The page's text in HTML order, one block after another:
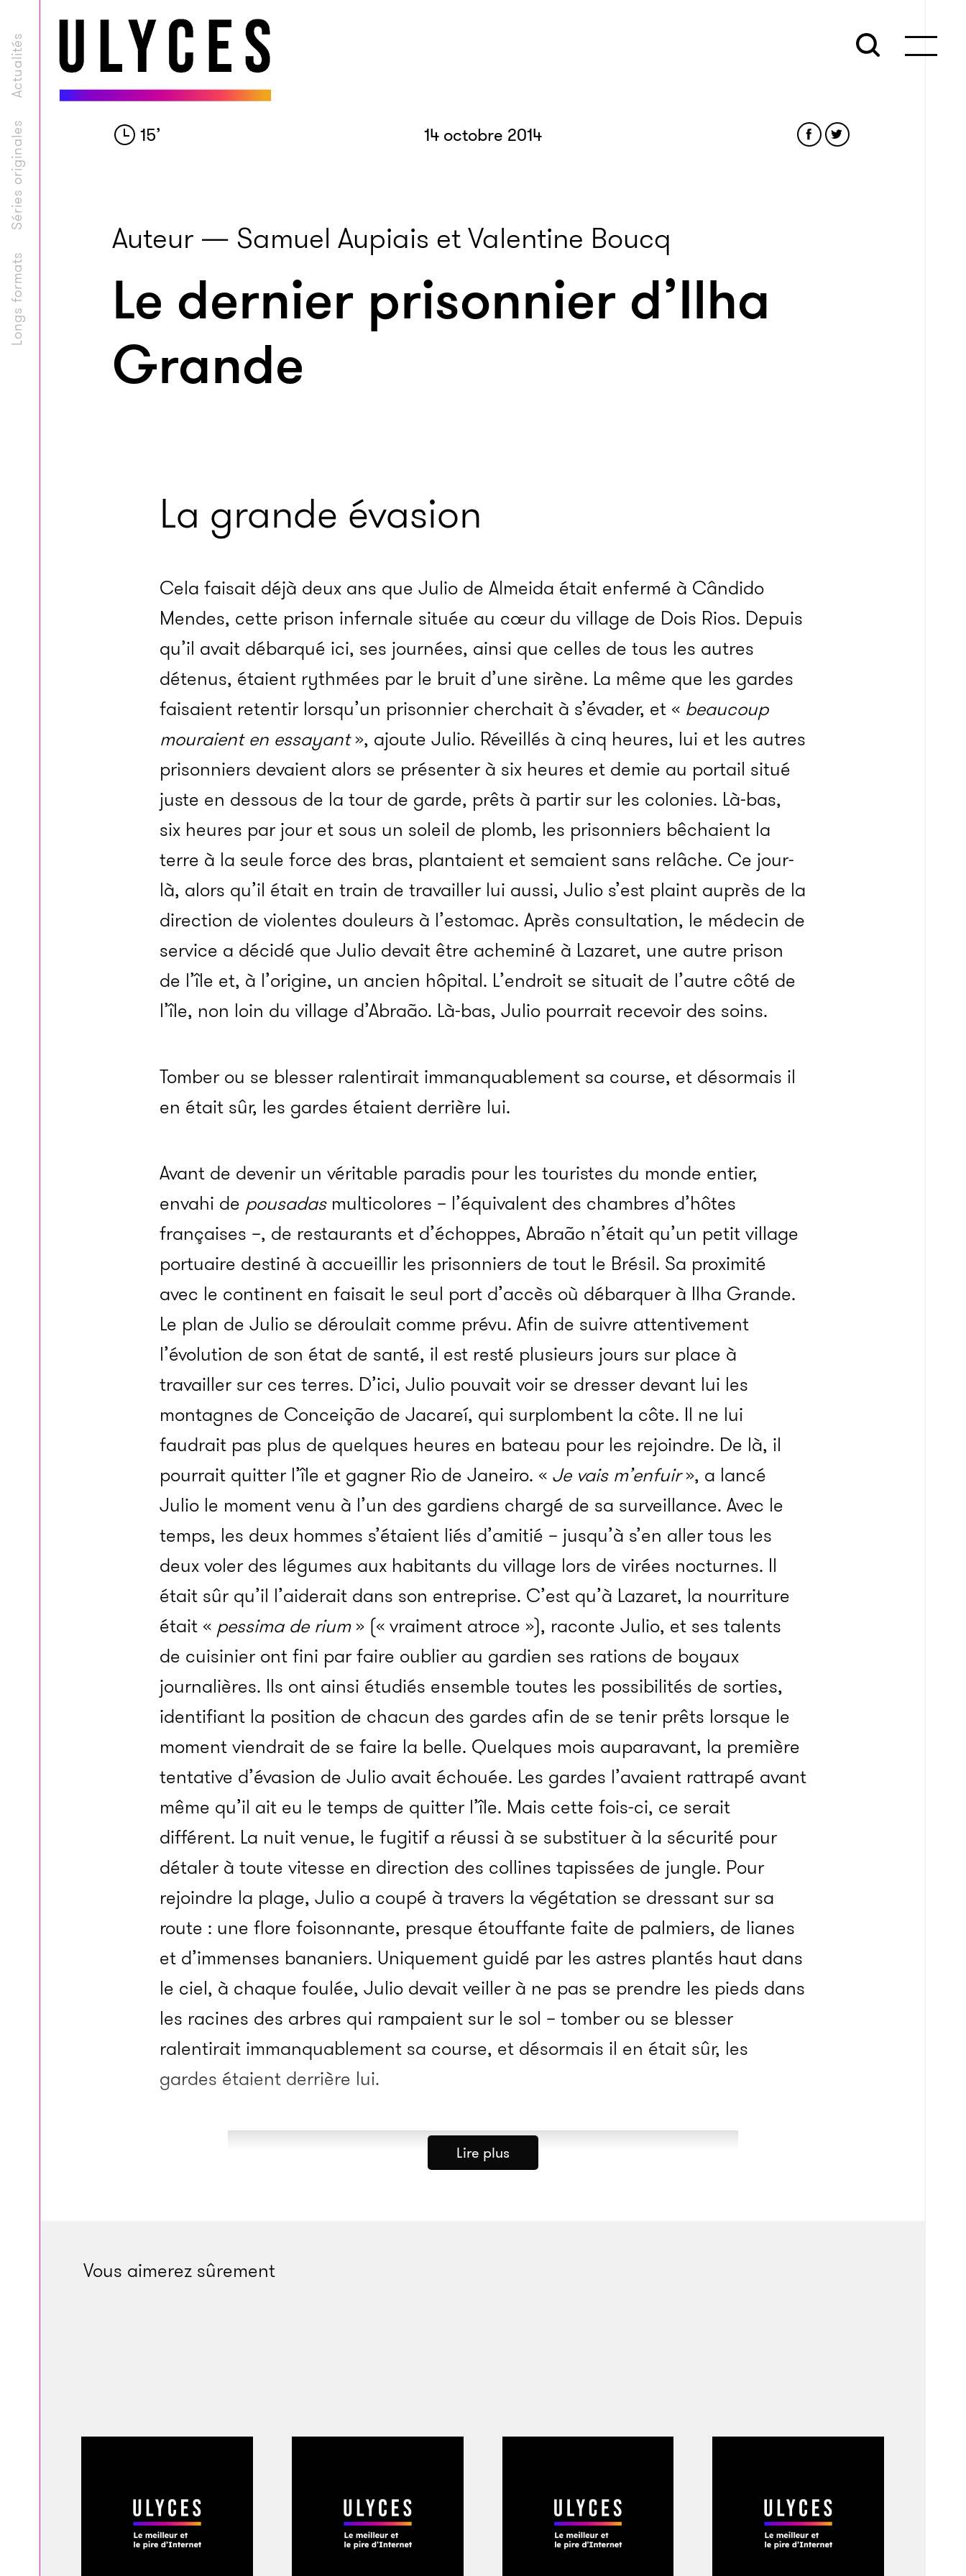
Longs formats
Séries originales
Actualités
15’ 14 octobre 2014
Auteur — Samuel Aupiais et Valentine Boucq
Le dernier prisonnier d’Ilha
Grande
La grande évasion
Cela faisait déjà deux ans que Julio de Almeida était enfermé à Cândido
Mendes, cette prison infernale située au cœur du village de Dois Rios. Depuis
qu’il avait débarqué ici, ses journées, ainsi que celles de tous les autres
détenus, étaient rythmées par le bruit d’une sirène. La même que les gardes
faisaient retentir lorsqu’un prisonnier cherchait à s’évader, et « beaucoup
mouraient en essayant», ajoute Julio. Réveillés à cinq heures, lui et les autres
prisonniers devaient alors se présenter à six heures et demie au portail situé
juste en dessous de la tour de garde, prêts à partir sur les colonies. Là-bas,
six heures par jour et sous un soleil de plomb, les prisonniers bêchaient la
terre à la seule force des bras, plantaient et semaient sans relâche. Ce jour-
là, alors qu’il était en train de travailler lui aussi, Julio s’est plaint auprès de la
direction de violentes douleurs à l’estomac. Après consultation, le médecin de
service a décidé que Julio devait être acheminé à Lazaret, une autre prison
de l’île et, à l’origine, un ancien hôpital. L’endroit se situait de l’autre côté de
l’île, non loin du village d’Abraão. Là-bas, Julio pourrait recevoir des soins.
Tomber ou se blesser ralentirait immanquablement sa course, et désormais il
en était sûr, les gardes étaient derrière lui.
Avant de devenir un véritable paradis pour les touristes du monde entier,
envahi de pousadasmulticolores – l’équivalent des chambres d’hôtes
françaises –, de restaurants et d’échoppes, Abraão n’était qu’un petit village
portuaire destiné à accueillir les prisonniers de tout le Brésil. Sa proximité
avec le continent en faisait le seul port d’accès où débarquer à Ilha Grande.
Le plan de Julio se déroulait comme prévu. Afin de suivre attentivement
l’évolution de son état de santé, il est resté plusieurs jours sur place à
travailler sur ces terres. D’ici, Julio pouvait voir se dresser devant lui les
montagnes de Conceição de Jacareí, qui surplombent la côte. Il ne lui
faudrait pas plus de quelques heures en bateau pour les rejoindre. De là, il
pourrait quitter l’île et gagner Rio de Janeiro. « Je vais m’enfuir», a lancé
Julio le moment venu à l’un des gardiens chargé de sa surveillance. Avec le
temps, les deux hommes s’étaient liés d’amitié – jusqu’à s’en aller tous les
deux voler des légumes aux habitants du village lors de virées nocturnes. Il
était sûr qu’il l’aiderait dans son entreprise. C’est qu’à Lazaret, la nourriture
était «pessima de rium» (« vraiment atroce »), raconte Julio, et ses talents
de cuisinier ont fini par faire oublier au gardien ses rations de boyaux
journalières. Ils ont ainsi étudiés ensemble toutes les possibilités de sorties,
identifiant la position de chacun des gardes afin de se tenir prêts lorsque le
moment viendrait de se faire la belle. Quelques mois auparavant, la première
tentative d’évasion de Julio avait échouée. Les gardes l’avaient rattrapé avant
même qu’il ait eu le temps de quitter l’île. Mais cette fois-ci, ce serait
différent. La nuit venue, le fugitif a réussi à se substituer à la sécurité pour
détaler à toute vitesse en direction des collines tapissées de jungle. Pour
rejoindre la plage, Julio a coupé à travers la végétation se dressant sur sa
route : une flore foisonnante, presque étouffante faite de palmiers, de lianes
et d’immenses bananiers. Uniquement guidé par les astres plantés haut dans
le ciel, à chaque foulée, Julio devait veiller à ne pas se prendre les pieds dans
les racines des arbres qui rampaient sur le sol – tomber ou se blesser
ralentirait immanquablement sa course, et désormais il en était sûr, les
gardes étaient derrière lui.
Lire plus
Vous aimerez sûrement